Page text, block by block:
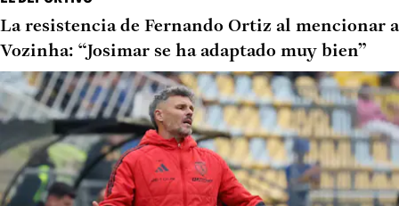
La resistencia de Fernando Ortiz al mencionar a
Vozinha: “Josimar se ha adaptado muy bien”